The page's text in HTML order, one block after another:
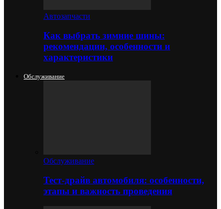
Автозапчасти
Как выбрать зимние шины:
рекомендации, особенности и
характеристики
Обслуживание
Обслуживание
Тест-драйв автомобиля: особенности,
этапы и важность проведения